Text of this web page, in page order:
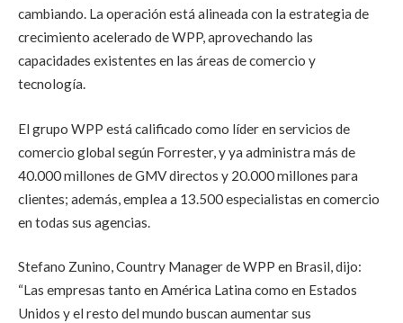
cambiando. La operación está alineada con la estrategia de
crecimiento acelerado de WPP, aprovechando las
capacidades existentes en las áreas de comercio y
tecnología.
El grupo WPP está calificado como líder en servicios de
comercio global según Forrester, y ya administra más de
40.000 millones de GMV directos y 20.000 millones para
clientes; además, emplea a 13.500 especialistas en comercio
en todas sus agencias.
Stefano Zunino, Country Manager de WPP en Brasil, dijo:
“Las empresas tanto en América Latina como en Estados
Unidos y el resto del mundo buscan aumentar sus